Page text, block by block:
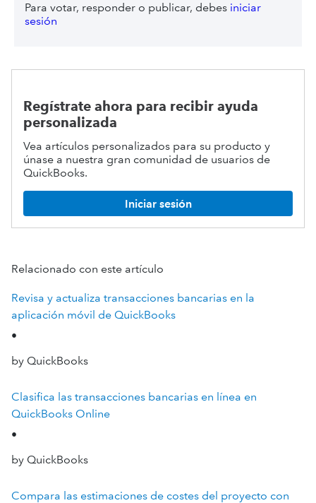
Para votar, responder o publicar, debes iniciar
sesión
Regístrate ahora para recibir ayuda
personalizada
Vea artículos personalizados para su producto y
únase a nuestra gran comunidad de usuarios de
QuickBooks.
Iniciar sesión
Relacionado con este artículo
Revisa y actualiza transacciones bancarias en la
aplicación móvil de QuickBooks
•
by QuickBooks
Clasifica las transacciones bancarias en línea en
QuickBooks Online
•
by QuickBooks
Compara las estimaciones de costes del proyecto con